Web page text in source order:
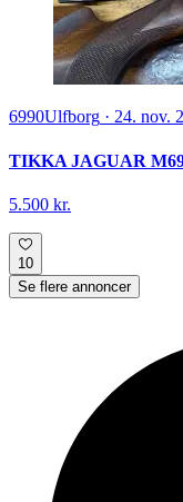
6990Ulfborg · 24. nov.
TIKKA JAGUAR
5.500 kr.
10
Se flere annoncer